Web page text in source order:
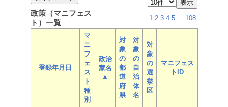
政策（マニフェス
ト）一覧
1 2 3 4 5 ... 108
登録年月日
マ
ニ
フ
ェ
ス
ト
種
別
政治
家名
▲
対
象
の
都
道
府
県
対
象
の
自
治
体
名
対
象
の
選
挙
区
マニフェス
トID